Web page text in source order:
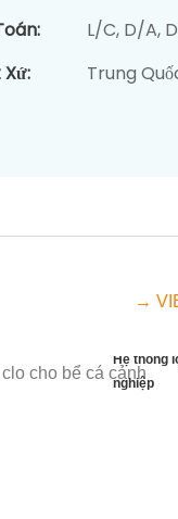
L/C, D/A,
Xứ:
Trung
→
Hệ thống
nghiệp